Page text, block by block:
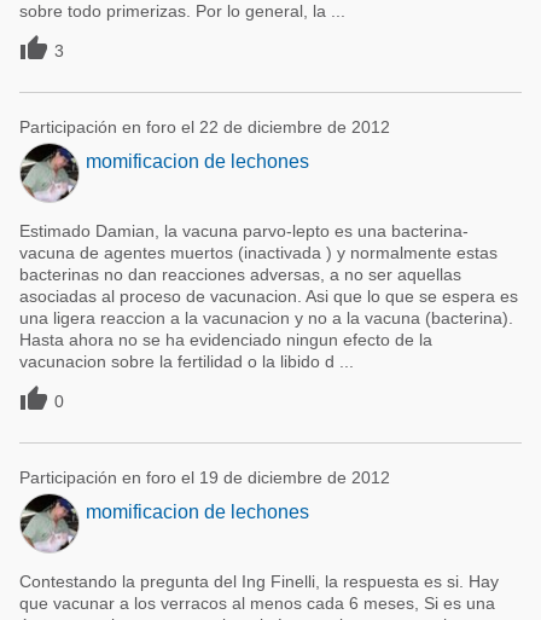
sobre todo primerizas. Por lo general, la ...
 3
Participación en foro el 22 de diciembre de 2012
momificacion de lechones
Estimado Damian, la vacuna parvo-lepto es una bacterina-
vacuna de agentes muertos (inactivada ) y normalmente estas
bacterinas no dan reacciones adversas, a no ser aquellas
asociadas al proceso de vacunacion. Asi que lo que se espera es
una ligera reaccion a la vacunacion y no a la vacuna (bacterina).
Hasta ahora no se ha evidenciado ningun efecto de la
vacunacion sobre la fertilidad o la libido d ...
 0
Participación en foro el 19 de diciembre de 2012
momificacion de lechones
Contestando la pregunta del Ing Finelli, la respuesta es si. Hay
que vacunar a los verracos al menos cada 6 meses, Si es una